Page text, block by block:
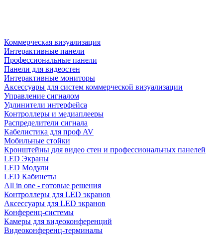
Коммерческая визуализация
Интерактивные панели
Профессиональные панели
Панели для видеостен
Интерактивные мониторы
Аксессуары для систем коммерческой визуализации
Управление сигналом
Удлинители интерфейса
Контроллеры и медиаплееры
Распределители сигнала
Кабелистика для проф AV
Мобильные стойки
Кронштейны для видео стен и профессиональных панелей
LED Экраны
LED Модули
LED Кабинеты
All in one - готовые решения
Контроллеры для LED экранов
Аксессуары для LED экранов
Конференц-системы
Камеры для видеоконференций
Видеоконференц-терминалы